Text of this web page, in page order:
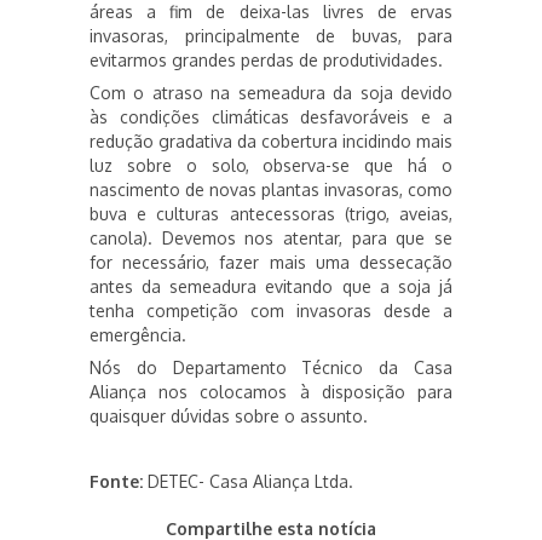
áreas a fim de deixa-las livres de ervas
invasoras, principalmente de buvas, para
evitarmos grandes perdas de produtividades.
Com o atraso na semeadura da soja devido
às condições climáticas desfavoráveis e a
redução gradativa da cobertura incidindo mais
luz sobre o solo, observa-se que há o
nascimento de novas plantas invasoras, como
buva e culturas antecessoras (trigo, aveias,
canola). Devemos nos atentar, para que se
for necessário, fazer mais uma dessecação
antes da semeadura evitando que a soja já
tenha competição com invasoras desde a
emergência.
Nós do Departamento Técnico da Casa
Aliança nos colocamos à disposição para
quaisquer dúvidas sobre o assunto.
Fonte: DETEC- Casa Aliança Ltda.
Compartilhe esta notícia